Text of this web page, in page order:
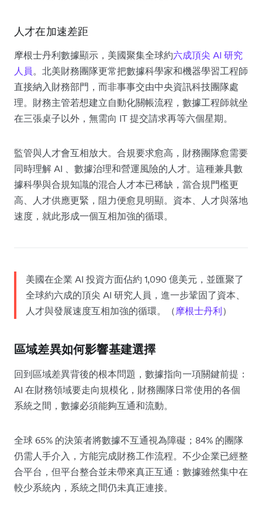
人才在加速差距
摩根士丹利數據顯示，美國聚集全球約六成頂尖 AI 研究
人員 。北美財務團隊更常把數據科學家和機器學習工程師
直接納入財務部門，而非事事交由中央資訊科技團隊處
理。財務主管若想建立自動化關帳流程，數據工程師就坐
在三張桌子以外，無需向 IT 提交請求再等六個星期。
監管與人才會互相放大。合規要求愈高，財務團隊愈需要
同時理解 AI 、數據治理和營運風險的人才。這種兼具數
據科學與合規知識的混合人才本已稀缺，當合規門檻更
高、人才供應更緊，阻力便愈見明顯。資本、人才與落地
速度，就此形成一個互相加強的循環。
美國在企業 AI 投資方面佔約 1,090 億美元，並匯聚了
全球約六成的頂尖 AI 研究人員，進一步鞏固了資本、
人才與發展速度互相加強的循環。（ 摩根士丹利）
區域差異如何影響基建選擇
回到區域差異背後的根本問題，數據指向一項關鍵前提：
AI 在財務領域要走向規模化，財務團隊日常使用的各個
系統之間，數據必須能夠互通和流動。
全球 65% 的決策者將數據不互通視為障礙；84% 的團隊
仍需人手介入，方能完成財務工作流程。不少企業已經整
合平台，但平台整合並未帶來真正互通：數據雖然集中在
較少系統內，系統之間仍未真正連接。